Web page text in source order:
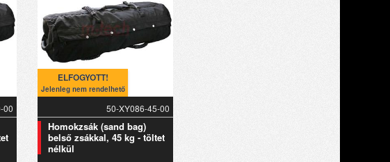
00
ELFOGYOTT!
Jelenleg nem rendelhető
50-XY086-45-00
Homokzsák (sand bag)
belső zsákkal, 45 kg - töltet
nélkül